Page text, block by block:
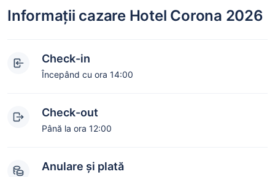
Informații cazare Hotel Corona 2026
Check-in
Începând cu ora 14:00
Check-out
Până la ora 12:00
Anulare și plată